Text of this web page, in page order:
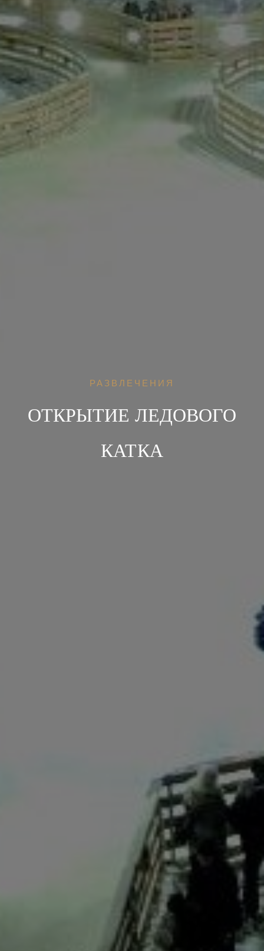
РАЗВЛЕЧЕНИЯ
ОТКРЫТИЕ ЛЕДОВОГО
КАТКА